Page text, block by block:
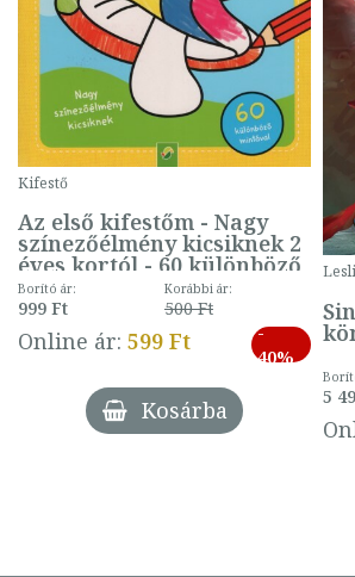
Kifestő
Az első kifestőm - Nagy
színezőélmény kicsiknek 2
éves kortól - 60 különböző
mintával (gombás)
Borító ár:
999 Ft
Korábbi ár:
500 Ft
Online ár: 599 Ft
-
40%
Kosárba 5